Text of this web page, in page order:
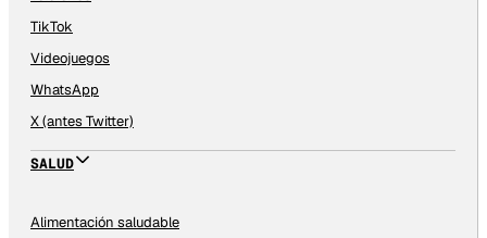
TikTok
Videojuegos
WhatsApp
X (antes Twitter)
SALUD
Alimentación saludable